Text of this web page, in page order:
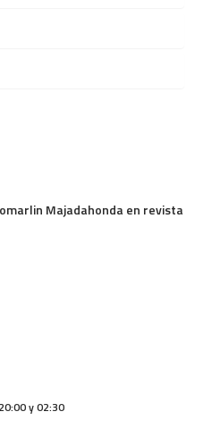
Majadahonda en revista
y 02:30